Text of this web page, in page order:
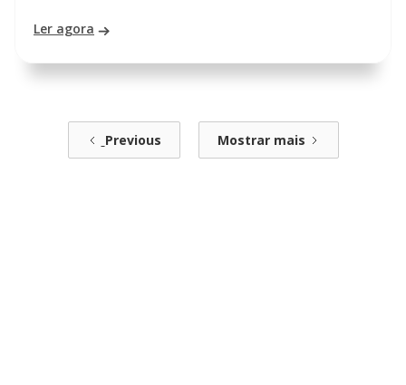
Ler agora
Previous Mostrar mais